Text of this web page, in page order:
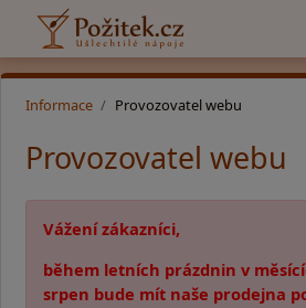
Informace Provozovatel webu
Provozovatel webu
Vážení zákazníci,
během letních prázdnin v
srpen bude mít naše prodejna